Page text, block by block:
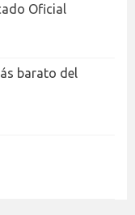
Oficial
barato del